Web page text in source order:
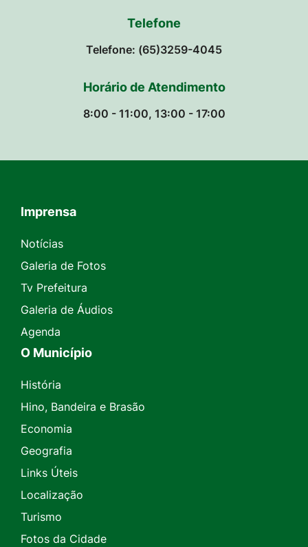
Telefone
Telefone: (65)3259-4045
Horário de Atendimento
8:00 - 11:00, 13:00 - 17:00
Seção do Rodapé e Contato
Imprensa
Notícias
Galeria de Fotos
Tv Prefeitura
Galeria de Áudios
Agenda
O Município
História
Hino, Bandeira e Brasão
Economia
Geografia
Links Úteis
Localização
Turismo
Fotos da Cidade